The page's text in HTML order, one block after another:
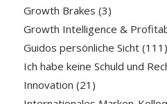
Growth Brakes (3)
Growth Intelligence &
Guidos persönliche Sicht(111)
Ich habe keine Schuld und
Innovation (21)